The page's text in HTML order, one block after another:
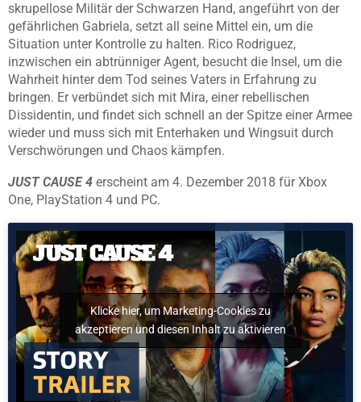
skrupellose Militär der Schwarzen Hand, angeführt von der
gefährlichen Gabriela, setzt all seine Mittel ein, um die
Situation unter Kontrolle zu halten. Rico Rodriguez,
inzwischen ein abtrünniger Agent, besucht die Insel, um die
Wahrheit hinter dem Tod seines Vaters in Erfahrung zu
bringen. Er verbündet sich mit Mira, einer rebellischen
Dissidentin, und findet sich schnell an der Spitze einer Armee
wieder und muss sich mit Enterhaken und Wingsuit durch
Verschwörungen und Chaos kämpfen.
JUST CAUSE 4 erscheint am 4. Dezember 2018 für Xbox
One, PlayStation 4 und PC.
Klicke hier, um Marketing-Cookies zu
akzeptieren und diesen Inhalt zu aktivieren